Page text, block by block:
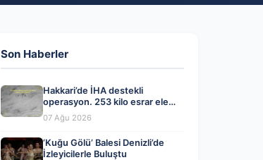
Son Haberler
Hakkari’de İHA destekli
operasyon. 253 kilo esrar ele
geçirildi
07 Ağu 2026
‘Kuğu Gölü’ Balesi Denizli’de
İzleyicilerle Buluştu